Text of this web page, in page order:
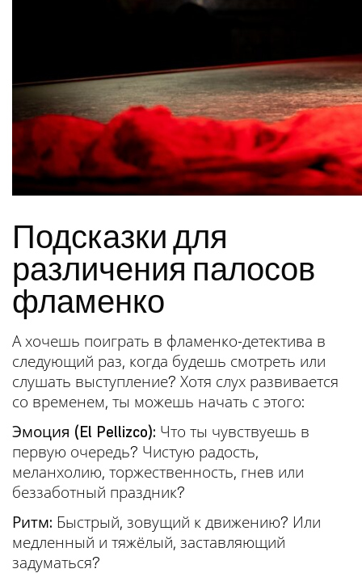
Подсказки для
различения палосов
фламенко
А хочешь поиграть в фламенко-детектива в
следующий раз, когда будешь смотреть или
слушать выступление? Хотя слух развивается
со временем, ты можешь начать с этого:
Эмоция (El Pellizco): Что ты чувствуешь в
первую очередь? Чистую радость,
меланхолию, торжественность, гнев или
беззаботный праздник?
Ритм: Быстрый, зовущий к движению? Или
медленный и тяжёлый, заставляющий
задуматься?